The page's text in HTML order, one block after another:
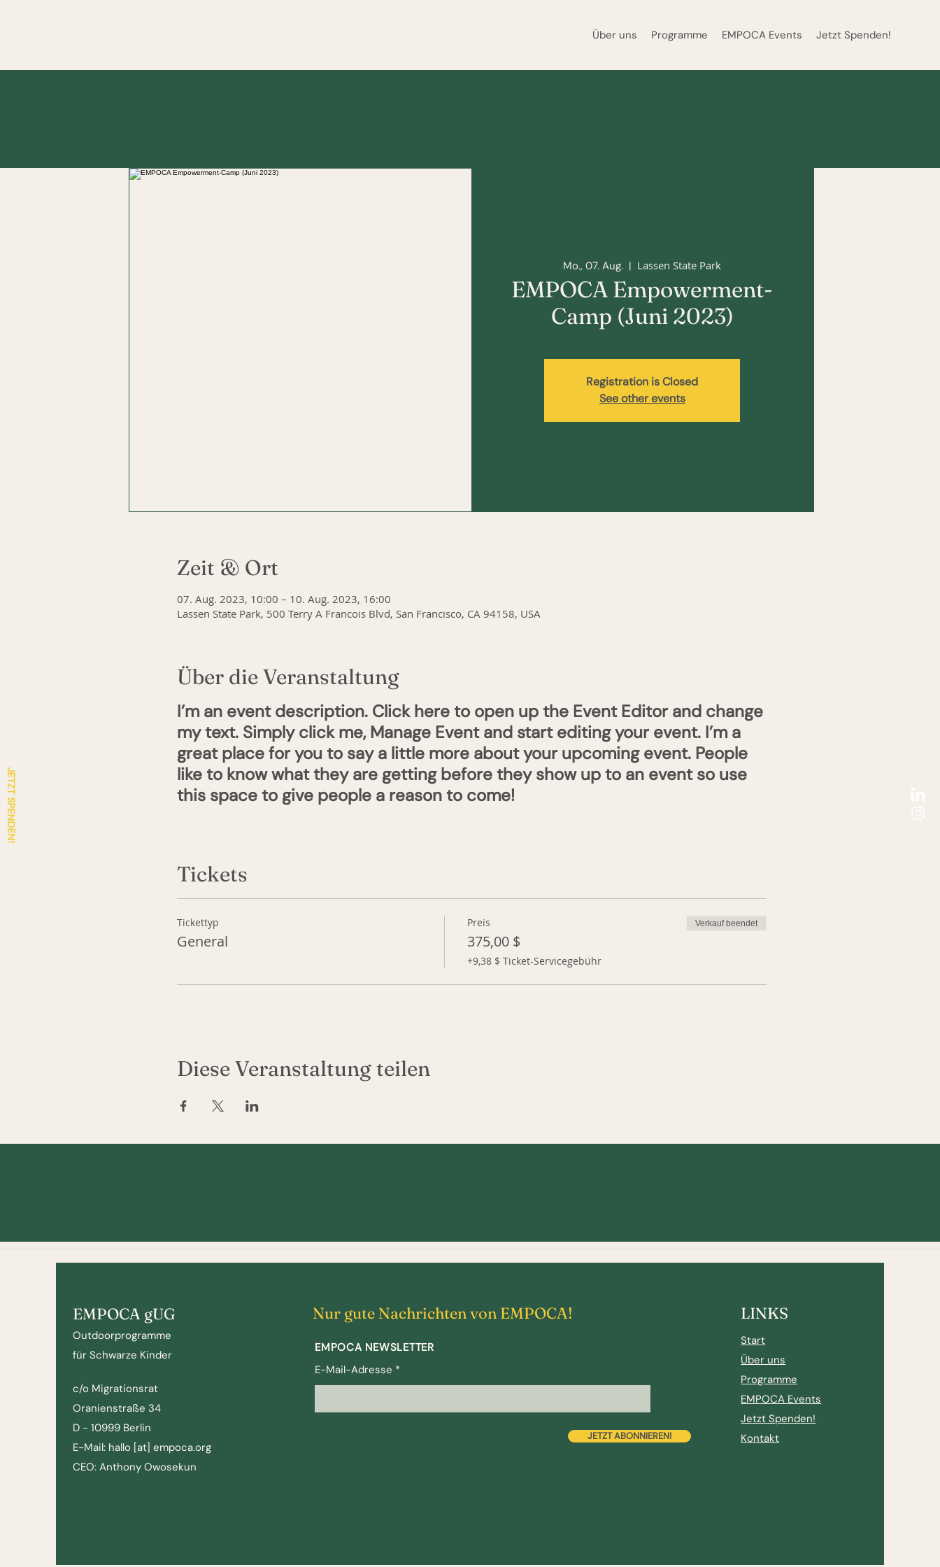
Über uns Programme EMPOCA Events Jetzt Spenden!
JETZT SPENDEN!
Mo., 07. Aug.
  |
Lassen State Park
EMPOCA Empowerment-
Camp (Juni 2023)
Registration is Closed
See other events
Zeit & Ort
07. Aug. 2023, 10:00 – 10. Aug. 2023, 16:00
Lassen State Park, 500 Terry A Francois Blvd, San Francisco, CA 94158, USA
Über die Veranstaltung
I’m an event description. Click here to open up the Event Editor and change
my text. Simply click me, Manage Event and start editing your event. I’m a
great place for you to say a little more about your upcoming event. People
like to know what they are getting before they show up to an event so use
this space to give people a reason to come!
Tickets
Tickettyp
General
Preis
375,00 $
+9,38 $ Ticket-Servicegebühr
Verkauf beendet
Diese Veranstaltung teilen
EMPOCA gUG
Outdoorprogramme
für Schwarze Kinder
c/o Migrationsrat
Oranienstraße 34
D - 10999 Berlin
E-Mail: hallo [at] empoca.org
CEO: Anthony Owosekun
Nur gute Nachrichten von EMPOCA!
EMPOCA NEWSLETTER
E-Mail-Adresse
JETZT ABONNIEREN!
LINKS
Start
Über uns
Programme
EMPOCA Events
Jetzt Spenden!
Kontakt